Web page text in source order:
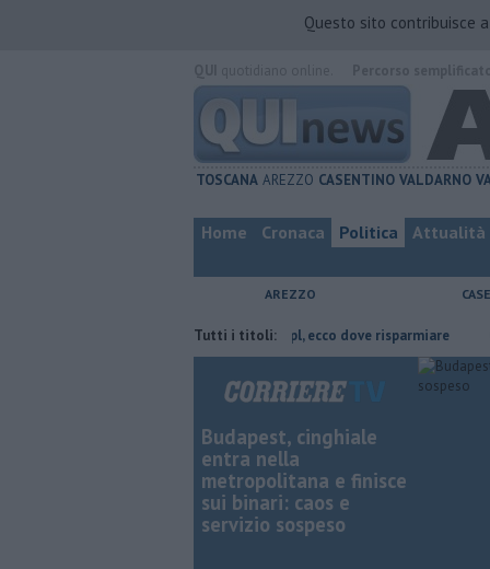
Questo sito contribuisce
TOSCANA AREZZO CASENTINO VALDARNO
Home Cronaca Politica Attualità
AREZZO
Tutti i titoli:
​Benzina, gasolio, gpl, ecco dove risparmiare
Budapest, cinghiale
entra nella
metropolitana e finisce
sui binari: caos e
servizio sospeso